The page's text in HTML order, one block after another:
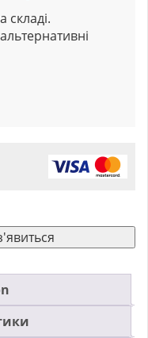
складі.